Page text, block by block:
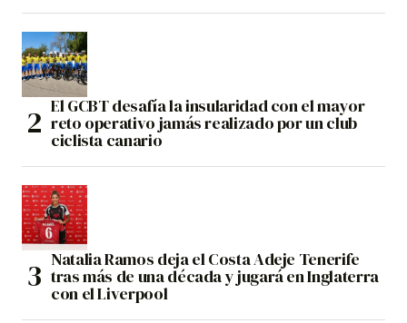
El GCBT desafía la insularidad con el mayor
reto operativo jamás realizado por un club
ciclista canario
Natalia Ramos deja el Costa Adeje Tenerife
tras más de una década y jugará en Inglaterra
con el Liverpool